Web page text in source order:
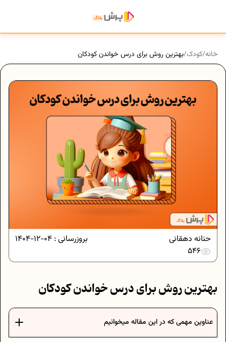
خانه/کودک/بهترین روش برای درس خواندن کودکان
بروزرسانی : 04-12-1404
حنانه دهقانی
546
بهترین روش برای درس خواندن کودکان
عناوین مهمی که در این مقاله میخوانیم